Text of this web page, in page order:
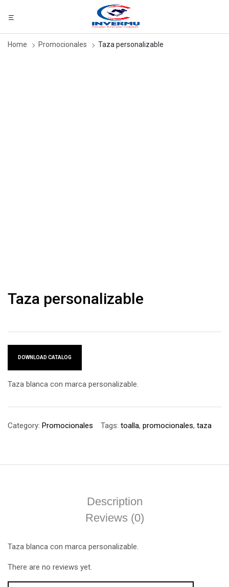
Home Promocionales Taza personalizable
Taza personalizable
DOWNLOAD CATALOG
Taza blanca con marca personalizable.
Category: Promocionales Tags: toalla, promocionales, taza
Description
Reviews (0)
Taza blanca con marca personalizable.
There are no reviews yet.